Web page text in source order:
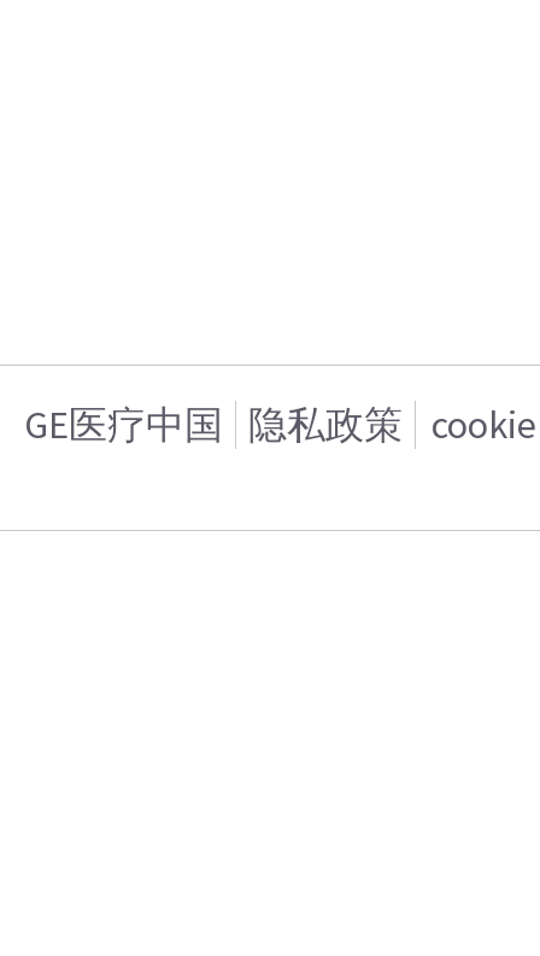
GE医疗中国 隐私政策